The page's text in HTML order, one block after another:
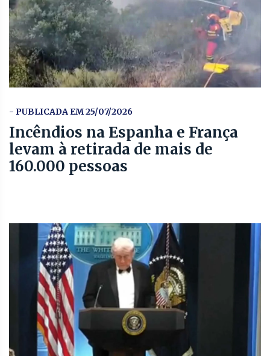
- PUBLICADA EM 25/07/2026
Incêndios na Espanha e França
levam à retirada de mais de
160.000 pessoas